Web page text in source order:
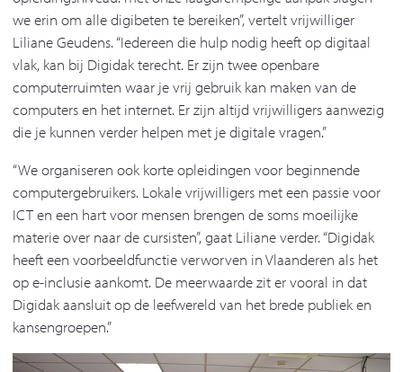
we erin om alle digibeten te bereiken”, vertelt vrijwilliger
Liliane Geudens. “Iedereen die hulp nodig heeft op digitaal
vlak, kan bij Digidak terecht. Er zijn twee openbare
computerruimten waar je vrij gebruik kan maken van de
computers en het internet. Er zijn altijd vrijwilligers aanwezig
die je kunnen verder helpen met je digitale vragen.”
“We organiseren ook korte opleidingen voor beginnende
computergebruikers. Lokale vrijwilligers met een passie voor
ICT en een hart voor mensen brengen de soms moeilijke
materie over naar de cursisten”, gaat Liliane verder. “Digidak
heeft een voorbeeldfunctie verworven in Vlaanderen als het
op e-inclusie aankomt. De meerwaarde zit er vooral in dat
Digidak aansluit op de leefwereld van het brede publiek en
kansengroepen.”